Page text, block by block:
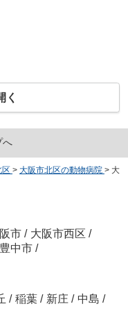
く
へ
区 > 大阪市北区の動物病院 > 大
市 / 大阪市西区 /
豊中市 /
/ 稲葉 / 新庄 / 中島 /